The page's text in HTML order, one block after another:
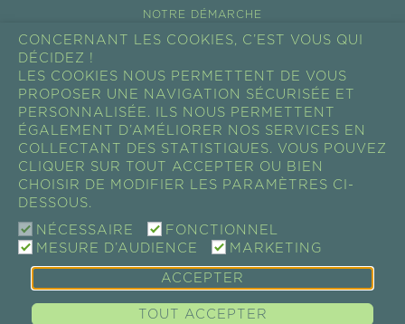
NOTRE DÉMARCHE
ÉCO-TOURISME
NOS FILIÈRES
ACTUALITÉS
SHOW ROOM
PROFESSIONNEL
RESSOURCES
GUAYAPI / SUPER-ALIMENTS • COMPLÉMENTS
ALIMENTAIRES • ÉPICERIE FINE • COSMÉTIQUES |
CONCERNANT LES COOKIES, C’EST VOUS QUI
DÉCIDEZ !
LES COOKIES NOUS PERMETTENT DE VOUS
PROPOSER UNE NAVIGATION SÉCURISÉE ET
PERSONNALISÉE. ILS NOUS PERMETTENT
ÉGALEMENT D’AMÉLIORER NOS SERVICES EN
COLLECTANT DES STATISTIQUES. VOUS POUVEZ
CLIQUER SUR TOUT ACCEPTER OU BIEN
CHOISIR DE MODIFIER LES PARAMÈTRES CI-
DESSOUS.
NÉCESSAIRE
FONCTIONNEL
MESURE D’AUDIENCE
MARKETING
ACCEPTER
TOUT ACCEPTER